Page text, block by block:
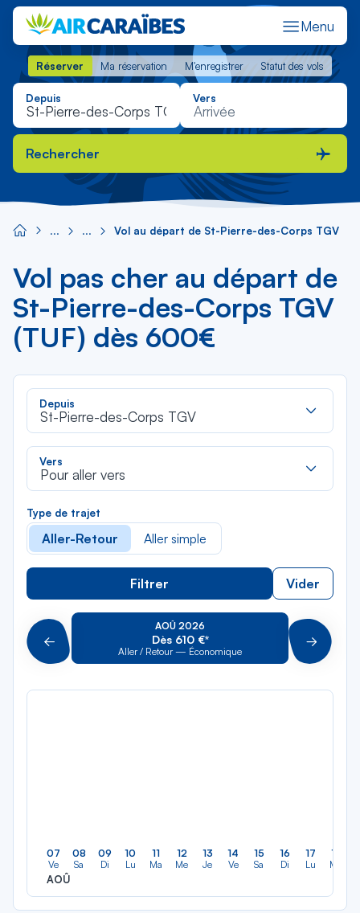
Menu
Réserver Ma réservation M'enregistrer Statut des vols
Réserver Ma réservation M'enregistrer Statut des vols
Depuis Vers
Rechercher
Vol au départ de St-Pierre-des-Corps TGV
Vol pas cher au départ de
St-Pierre-des-Corps TGV
(TUF) dès 600€
Depuis
St-Pierre-des-Corps TGV
Vers
Pour aller vers
Type de trajet
Aller-Retour Aller simple
Filtrer Vider
Précédent
AOÛ 2026
Dès 610 €*
Aller / Retour — Économique Suivant
07
Ve
AOÛ
08
Sa
09
Di
10
Lu
11
Ma
12
Me
13
Je
14
Ve
15
Sa
16
Di
17
Lu
18
Ma